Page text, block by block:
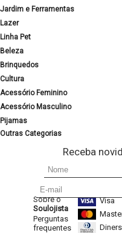
Jardim e Ferramentas
Lazer
Linha Pet
Beleza
Brinquedos
Cultura
Acessório Feminino
Acessório Masculino
Pijamas
Outras Categorias
Receba
Sobre o
Soulojista
Perguntas
frequentes
Visa
Diners